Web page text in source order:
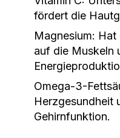
fördert die
Magnesium: Hat
auf die Muskeln
Omega-3-
Herzgesundheit
Gehirnfunktion.